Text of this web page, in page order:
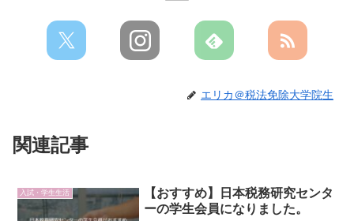
エリカ＠税法免除大学院生
関連記事
入試・学生生活
【おすすめ】日本税務研究センタ
ーの学生会員になりました。